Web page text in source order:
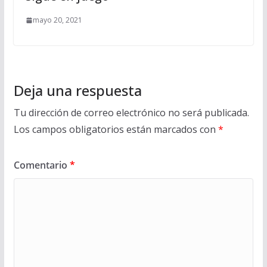
mayo 20, 2021
Deja una respuesta
Tu dirección de correo electrónico no será publicada.
Los campos obligatorios están marcados con *
Comentario *